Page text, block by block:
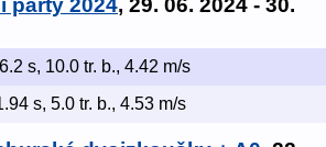
s, 10.0 tr. b., 4.42 m/s
s, 5.0 tr. b., 4.53 m/s